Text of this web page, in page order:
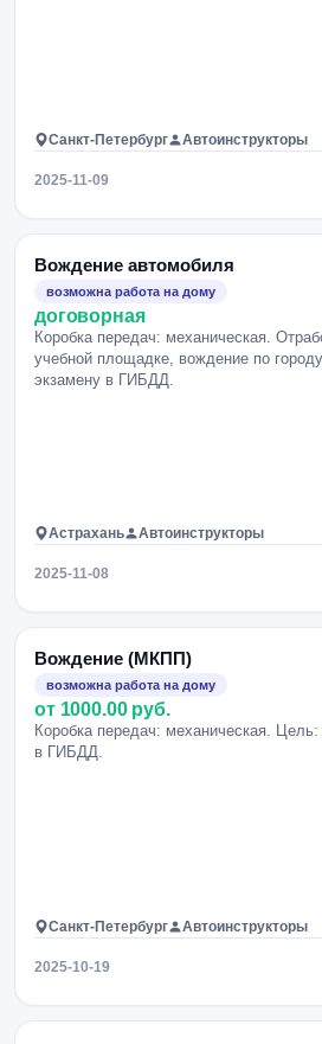
Санкт-Петербург Автоинструкторы
2025-11-09
Вождение автомобиля
возможна работа на дому
договорная
Коробка передач: механическая.
учебной площадке, вождение по
экзамену в ГИБДД.
Астрахань Автоинструкторы
2025-11-08
Вождение (МКПП)
возможна работа на дому
от 1000.00 руб.
Коробка передач: механическая. Цель:
в ГИБДД.
Санкт-Петербург Автоинструкторы
2025-10-19